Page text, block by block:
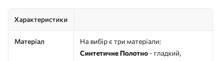
Характеристики
Матеріал
На вибір є три матеріали:
Синтетичне Полотно - гладкий,